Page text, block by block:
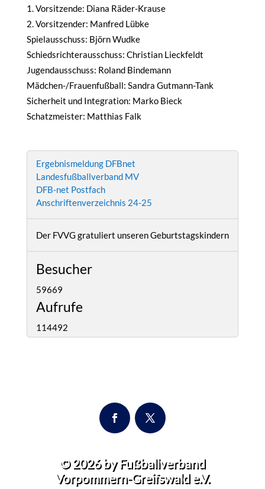
Vorsitzende: Diana Räder-Krause
Vorsitzender: Manfred Lübke
Spielausschuss: Björn Wudke
Schiedsrichterausschuss: Christian Lieckfeldt
Jugendausschuss: Roland Bindemann
Mädchen-/Frauenfußball: Sandra Gutmann-Tank
Sicherheit und Integration: Marko Bieck
Schatzmeister: Matthias Falk
Ergebnismeldung DFBnet
Landesfußballverband MV
DFB-net Postfach
Anschriftenverzeichnis 24-25
Der FVVG gratuliert unseren Geburtstagskindern
Besucher
59669
Aufrufe
114492
© 2026 by Fußballverband
Vorpommern-Greifswald e.V.